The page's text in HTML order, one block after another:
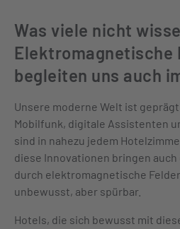
Was viele nicht
Elektromagnetische
begleiten uns auch
Unsere moderne Welt ist
Mobilfunk, digitale Assistenten
sind in nahezu jedem
diese Innovationen bringen
durch elektromagnetische
unbewusst, aber spürbar.
Hotels, die sich bewusst mit